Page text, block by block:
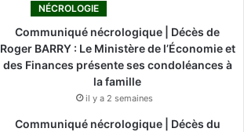
NÉCROLOGIE
Communiqué nécrologique | Décès de
Roger BARRY : Le Ministère de l’Économie et
des Finances présente ses condoléances à
la famille
il y a 2 semaines
Communiqué nécrologique | Décès du